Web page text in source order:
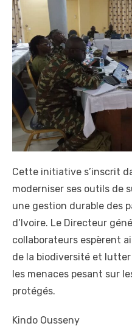
Cette initiative s’inscrit
moderniser ses outils de
une gestion durable des
d’Ivoire. Le Directeur
collaborateurs espèrent
de la biodiversité et
les menaces pesant sur
protégés.
Kindo Ousseny